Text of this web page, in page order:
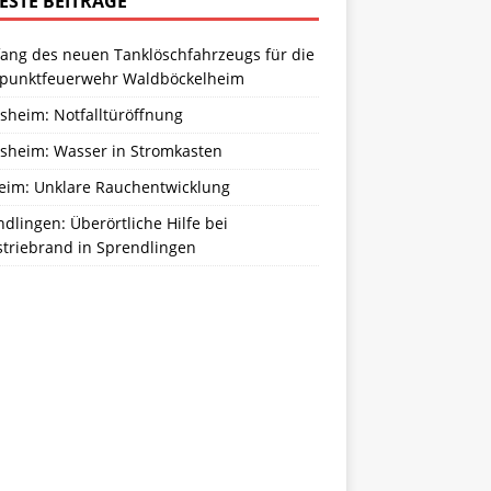
des neuen Tanklöschfahrzeugs für die
Waldböckelheim
Notfalltüröffnung
Wasser in Stromkasten
Unklare Rauchentwicklung
Überörtliche Hilfe bei
in Sprendlingen